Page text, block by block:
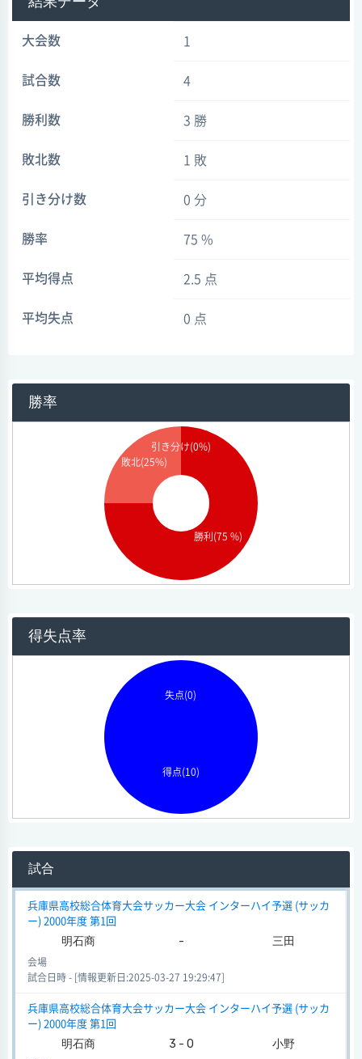
大会数 1
試合数 4
勝利数 3 勝
敗北数 1 敗
引き分け数 0 分
勝率 75 %
平均得点 2.5 点
平均失点 0 点
勝率
勝利(75 %)
敗北(25%)
引き分け(0%)
得失点率
得点(10)
失点(0)
試合
兵庫県高校総合体育大会サッカー大会 インターハイ予選 (サッカ
ー) 2000年度 第1回
明石商 - 三田
会場
試合日時 - [情報更新日:2025-03-27 19:29:47]
兵庫県高校総合体育大会サッカー大会 インターハイ予選 (サッカ
ー) 2000年度 第1回
明石商 3 - 0 小野